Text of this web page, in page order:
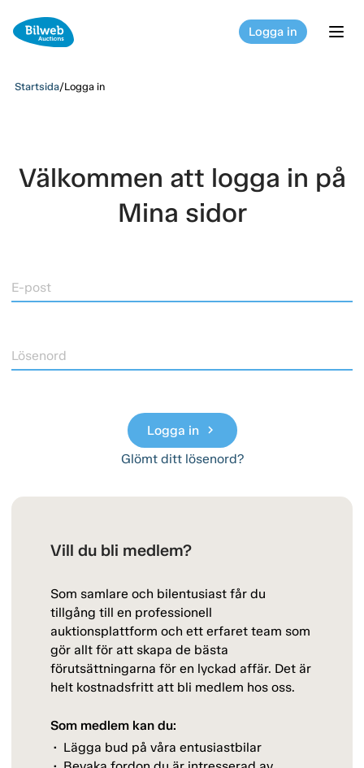
Logga in
Startsida/Logga in
Välkommen att logga in på
Mina sidor
E-post
Lösenord
Logga in chevron_right
Glömt ditt lösenord?
Vill du bli medlem?
Som samlare och bilentusiast får du
tillgång till en professionell
auktionsplattform och ett erfaret team som
gör allt för att skapa de bästa
förutsättningarna för en lyckad affär. Det är
helt kostnadsfritt att bli medlem hos oss.
Som medlem kan du:
Lägga bud på våra entusiastbilar